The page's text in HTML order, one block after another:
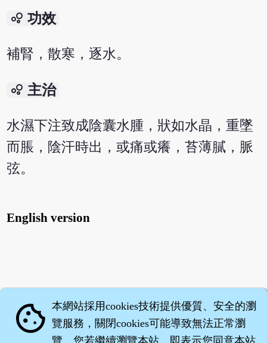
bubble_chart 功效
補腎，散寒，逐水。
bubble_chart 主治
水濕下注致成陰囊水腫，狀如水晶，重墜
而脹，陰汗時出，或痛或癢，苔薄膩，脈
弦。
English version
cookie 本網站採用cookies技術提供優質、安全的瀏
覽服務，關閉cookies可能導致無法正常瀏
覽。您若繼續瀏覽本站，即表示您同意本站